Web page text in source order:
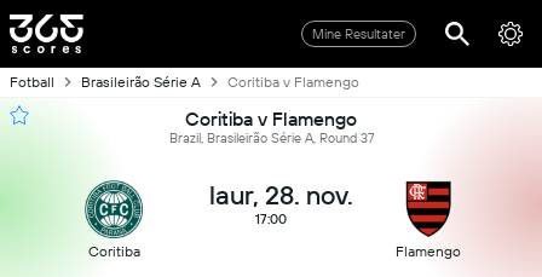
Mine Resultater
Fotball Brasileirão Série A Coritiba v Flamengo
Coritiba v Flamengo
Brazil, Brasileirão Série A, Round 37
Coritiba
laur, 28. nov.
17:00
Flamengo